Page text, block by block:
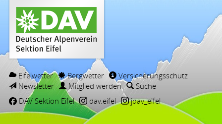
Eifelwetter Bergwetter
Versicherungsschutz
Newsletter
Mitglied werden
Suche
DAV Sektion Eifel
dav.eifel jdav_eifel